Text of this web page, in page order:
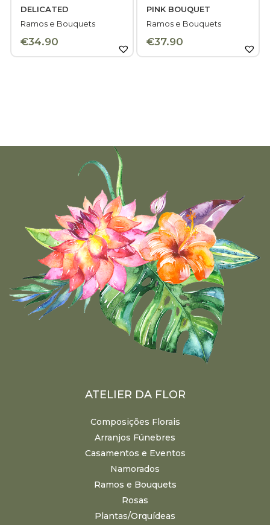
DELICATED
Ramos e Bouquets
€34.90
PINK BOUQUET
Ramos e Bouquets
€37.90
ATELIER DA FLOR
Composições Florais
Arranjos Fúnebres
Casamentos e Eventos
Namorados
Ramos e Bouquets
Rosas
Plantas/Orquídeas